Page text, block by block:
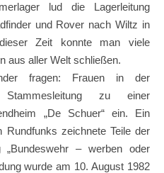
lud die Lagerleitung
und Rover nach Wiltz in
Zeit konnte man viele
aus aller Welt schließen.
fragen: Frauen in der
zu einer
„De Schuer“ ein. Ein
Rundfunks zeichnete Teile der
– werben oder
wurde am 10. August 1982